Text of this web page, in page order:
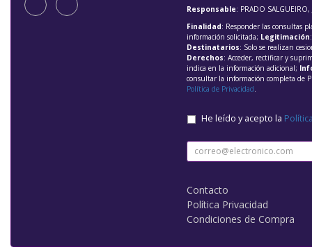
Responsable: PRADO SALGUEIRO,
Finalidad: Responder las consultas
información solicitada; Legitimación
Destinatarios: Solo se realizan
Derechos: Acceder, rectificar y
indica en la información adicional;
consultar la información completa de
Política de Privacidad
He leído y acepto la
Contacto
Política Privacidad
Condiciones de Compra